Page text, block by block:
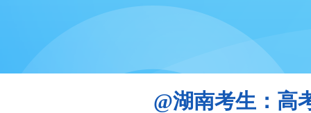
@湖南考生：高